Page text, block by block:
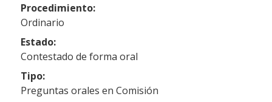
Procedimiento:
Ordinario
Estado:
Contestado de forma oral
Tipo:
Preguntas orales en Comisión